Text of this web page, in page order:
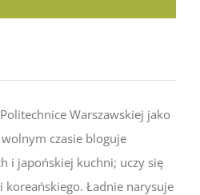
Warszawskiej jako
czasie bloguje
i japońskiej kuchni; uczy się
koreańskiego. Ładnie narysuje